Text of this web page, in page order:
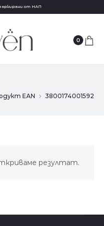
от НАП
0
EAN 3800174001592
резултат.